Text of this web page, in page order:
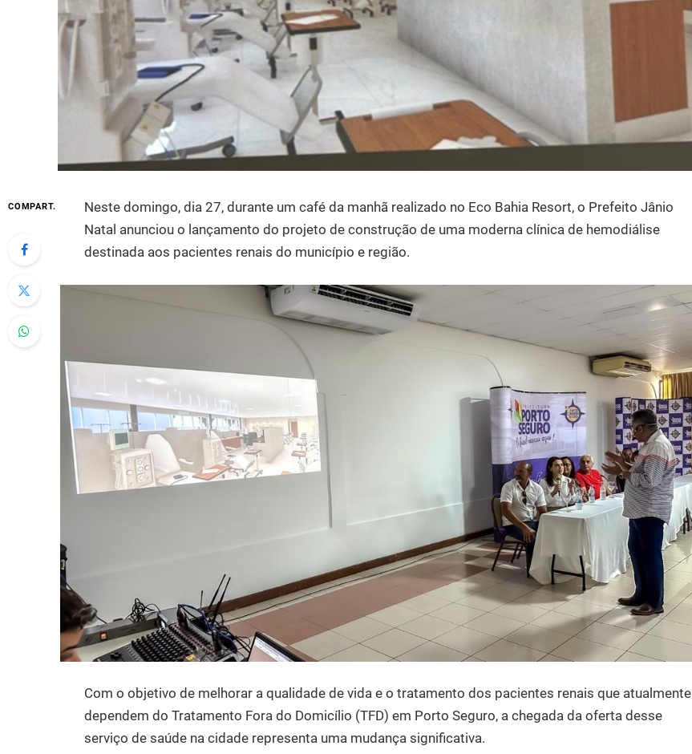
COMPART.
Neste domingo, dia 27, durante um café da manhã realizado no Eco Bahia Resort, o Prefeito Jânio
Natal anunciou o lançamento do projeto de construção de uma moderna clínica de hemodiálise
destinada aos pacientes renais do município e região.
Com o objetivo de melhorar a qualidade de vida e o tratamento dos pacientes renais que atualmente
dependem do Tratamento Fora do Domicílio (TFD) em Porto Seguro, a chegada da oferta desse
serviço de saúde na cidade representa uma mudança significativa.